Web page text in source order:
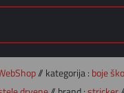
// kategorija : boje